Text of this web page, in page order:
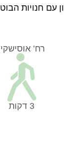
חנויות
רח’
3 דקות